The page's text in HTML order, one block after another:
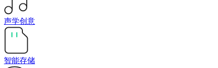
声学创意
智能存储